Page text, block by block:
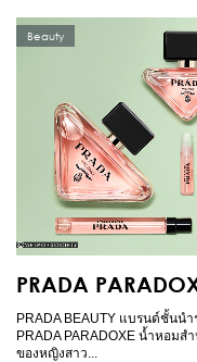
Beauty
PRADA
PRADA BEAUTY แบรนด์ชั้นน
PRADA PARADOXE น้ำหอม
ของหญิงสาว...